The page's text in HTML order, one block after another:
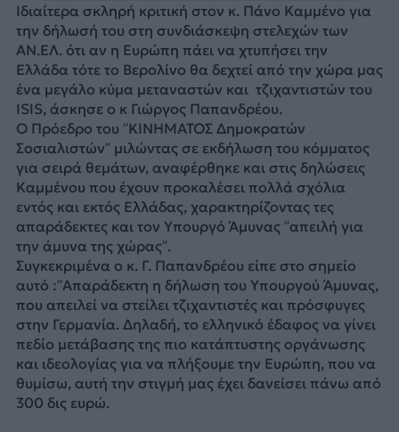
Ιδιαίτερα σκληρή κριτική στον κ. Πάνο Καμμένο για
την δήλωσή του στη συνδιάσκεψη στελεχών των
ΑΝ.ΕΛ. ότι αν η Ευρώπη πάει να χτυπήσει την
Ελλάδα τότε το Βερολίνο θα δεχτεί από την χώρα μας
ένα μεγάλο κύμα μεταναστών και τζιχαντιστών του
ISIS, άσκησε ο κ Γιώργος Παπανδρέου.
Ο Πρόεδρο του ”ΚΙΝΗΜΑΤΟΣ Δημοκρατών
Σοσιαλιστών” μιλώντας σε εκδήλωση του κόμματος
για σειρά θεμάτων, αναφέρθηκε και στις δηλώσεις
Καμμένου που έχουν προκαλέσει πολλά σχόλια
εντός και εκτός Ελλάδας, χαρακτηρίζοντας τες
απαράδεκτες και τον Υπουργό Άμυνας ”απειλή για
την άμυνα της χώρας”.
Συγκεκριμένα ο κ. Γ. Παπανδρέου είπε στο σημείο
αυτό :”Απαράδεκτη η δήλωση του Υπουργού Άμυνας,
που απειλεί να στείλει τζιχαντιστές και πρόσφυγες
στην Γερμανία. Δηλαδή, το ελληνικό έδαφος να γίνει
πεδίο μετάβασης της πιο κατάπτυστης οργάνωσης
και ιδεολογίας για να πλήξουμε την Ευρώπη, που να
θυμίσω, αυτή την στιγμή μας έχει δανείσει πάνω από
300 δις ευρώ.